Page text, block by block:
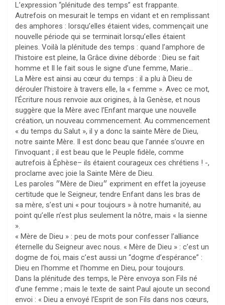
L’expression “plénitude des temps” est frappante.
Autrefois on mesurait le temps en vidant et en remplissant
des amphores : lorsqu’elles étaient vides, commençait une
nouvelle période qui se terminait lorsqu’elles étaient
pleines. Voilà la plénitude des temps : quand l’amphore de
l’histoire est pleine, la Grâce divine déborde : Dieu se fait
homme et Il le fait sous le signe d’une femme, Marie…
La Mère est ainsi au cœur du temps : il a plu à Dieu de
dérouler l’histoire à travers elle, la « femme ». Avec ce mot,
l’Écriture nous renvoie aux origines, à la Genèse, et nous
suggère que la Mère avec l’Enfant marque une nouvelle
création, un nouveau commencement. Au commencement
« du temps du Salut », il y a donc la sainte Mère de Dieu,
notre sainte Mère. Il est donc beau que l’année s’ouvre en
l’invoquant ; il est beau que le Peuple fidèle, comme
autrefois à Éphèse– ils étaient courageux ces chrétiens ! -,
proclame avec joie la Sainte Mère de Dieu.
Les paroles ״Mère de Dieu״ expriment en effet la joyeuse
certitude que le Seigneur, tendre Enfant dans les bras de
sa mère, s’est uni « pour toujours » à notre humanité, au
point qu’elle n’est plus seulement la nôtre, mais « la sienne
».
« Mère de Dieu » : peu de mots pour confesser l’alliance
éternelle du Seigneur avec nous. « Mère de Dieu » : c’est un
dogme de foi, mais c’est aussi un “dogme d’espérance” :
Dieu en l’homme et l’homme en Dieu, pour toujours.
Dans la plénitude des temps, le Père envoya son Fils né
d’une femme ; mais le texte de saint Paul ajoute un second
envoi : « Dieu a envoyé l’Esprit de son Fils dans nos cœurs,